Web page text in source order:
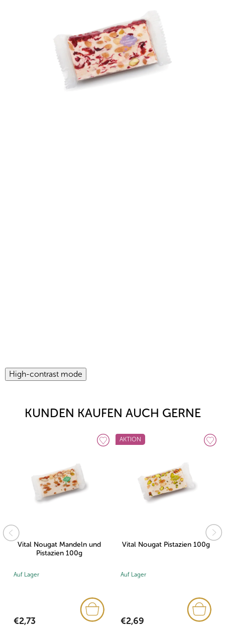
High-contrast mode
KUNDEN KAUFEN AUCH GERNE
Vital Nougat Mandeln und
Pistazien 100g
Auf Lager
€2,73
AKTION
Vital Nougat Pistazien 100g
Auf Lager
€2,69